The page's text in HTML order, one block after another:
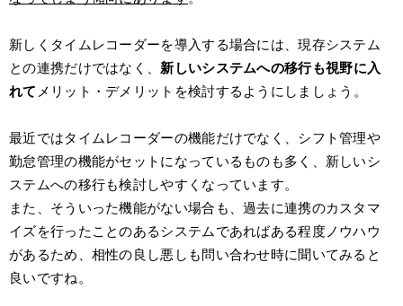
新しくタイムレコーダーを導入する場合には、現存システム
との連携だけではなく、 新しいシステムへの移行も視野に入
れて メリット・デメリットを検討するようにしましょう。
最近ではタイムレコーダーの機能だけでなく、シフト管理や
勤怠管理の機能がセットになっているものも多く、新しいシ
ステムへの移行も検討しやすくなっています。
また、そういった機能がない場合も、過去に連携のカスタマ
イズを行ったことのあるシステムであればある程度ノウハウ
があるため、相性の良し悪しも問い合わせ時に聞いてみると
良いですね。